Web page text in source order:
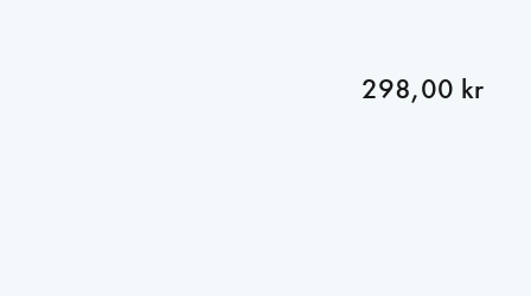
298,00 kr